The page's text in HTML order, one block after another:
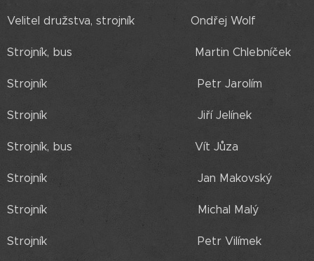
Velitel družstva, strojník Ondřej Wolf
Strojník, bus Martin Chlebníček
Strojník Petr Jarolím
Strojník Jiří Jelínek
Strojník, bus Vít Jůza
Strojník Jan Makovský
Strojník Michal Malý
Strojník Petr Vilímek